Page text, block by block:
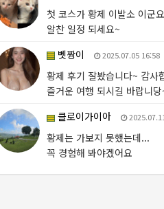
첫 코스가 황제 이발소 이군
알찬 일정 되세요~
벳짱이
2025.07.05 16:58
황제 후기 잘봤습니다~ 감사
즐거운 여행 되시길 바랍니당
클로이가이아
황제는 가보지 못했는데...
꼭 경험해 봐야겠어요